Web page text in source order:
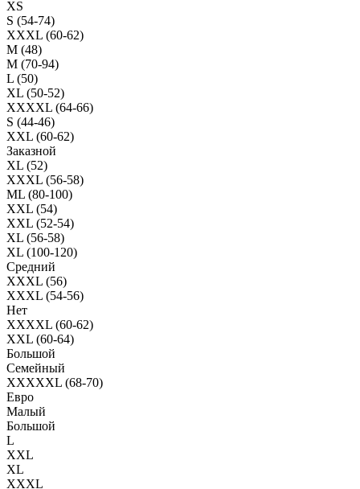
XS
S (54-74)
XXXL (60-62)
M (48)
M (70-94)
L (50)
XL (50-52)
XXXXL (64-66)
S (44-46)
XXL (60-62)
Заказной
XL (52)
XXXL (56-58)
ML (80-100)
XXL (54)
XXL (52-54)
XL (56-58)
XL (100-120)
Средний
XXXL (56)
XXXL (54-56)
Нет
XXXXL (60-62)
XXL (60-64)
Большой
Семейный
XXXXXL (68-70)
Евро
Малый
Большой
L
XXL
XL
XXXL